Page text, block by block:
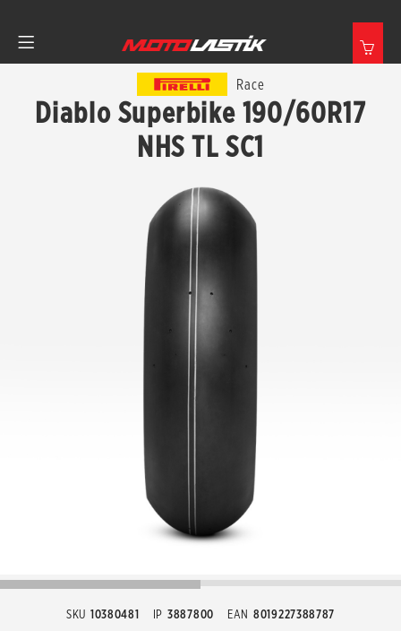
Race
Diablo Superbike 190/60R17
NHS TL SC1
SKU 10380481 IP 3887800 EAN 8019227388787